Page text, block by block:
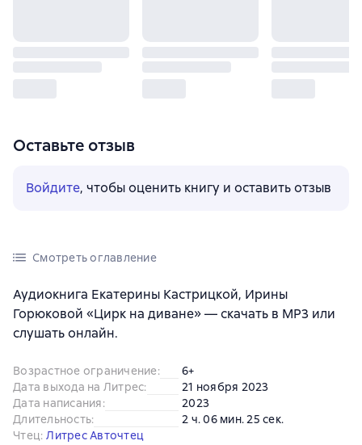
Оставьте отзыв
Войдите, чтобы оценить книгу и оставить отзыв
Смотреть оглавление
Аудиокнига Екатерины Кастрицкой, Ирины
Горюковой «Цирк на диване» — скачать в MP3 или
слушать онлайн.
Возрастное ограничение:
6+
Дата выхода на Литрес:
21 ноября 2023
Дата написания:
2023
Длительность:
2 ч. 06 мин. 25 сек.
Чтец: Литрес Авточтец